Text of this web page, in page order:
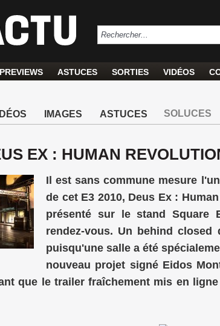
PREVIEWS ASTUCES SORTIES VIDÉOS
IMAGES ASTUCES SOLUCES
EX : HUMAN
Il est sans commune mesure
de cet E3 2010, Deus Ex :
présenté sur le stand Square
rendez-vous. Un behind
puisqu'une salle a été
nouveau projet signé Eidos
que le trailer fraîchement mis en